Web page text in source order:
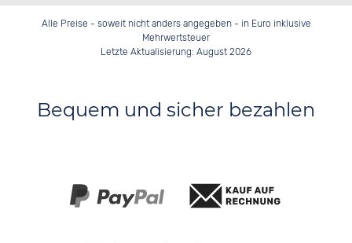
Alle Preise - soweit nicht anders angegeben - in Euro inklusive
Mehrwertsteuer
Letzte Aktualisierung: August 2026
Bequem und sicher bezahlen